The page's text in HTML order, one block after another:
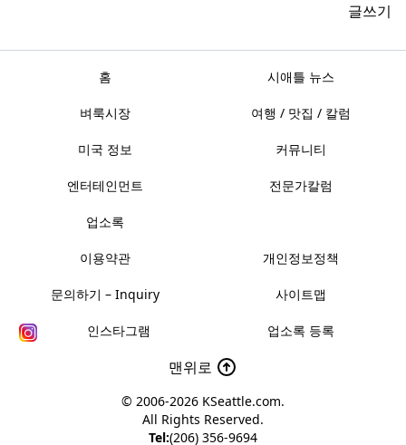
글쓰기
홈 시애틀 뉴스
벼룩시장 여행 / 맛집 / 칼럼
미국 정보 커뮤니티
엔터테인먼트 전문가칼럼
업소록
이용약관 개인정보정책
문의하기 – Inquiry 사이트맵
인스타그램 업소록 등록
맨위로
© 2006-2026 KSeattle.com.
All Rights Reserved.
Tel:(206) 356-9694